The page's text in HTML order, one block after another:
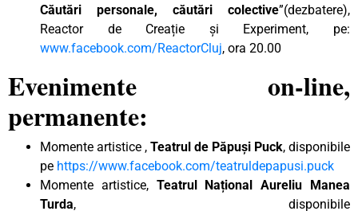
Căutări personale, căutări colective”(dezbatere),
Reactor de Creație și Experiment, pe:
www.facebook.com/ReactorCluj, ora 20.00
Evenimente on-line,
permanente:
Momente artistice , Teatrul de Păpuși Puck, disponibile
pe https://www.facebook.com/teatruldepapusi.puck
Momente artistice, Teatrul Național Aureliu Manea
Turda, disponibile